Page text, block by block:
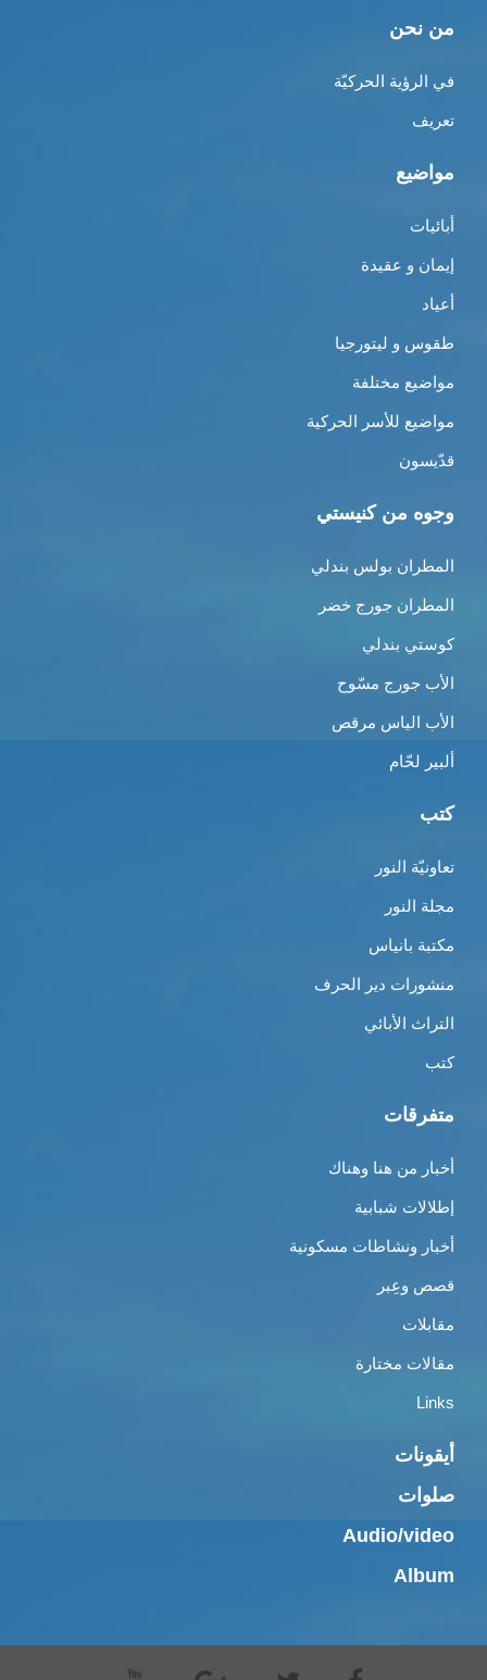
من نحن
في الرؤية الحركيّة
تعريف
مواضيع
أبائيات
إيمان و عقيدة
أعياد
طقوس و ليتورجيا
مواضيع مختلفة
مواضيع للأسر الحركية
قدّيسون
وجوه من كنيستي
المطران بولس بندلي
المطران جورج خضر
كوستي بندلي
الأب جورج مسّوح
الأب الياس مرقص
ألبير لحّام
كتب
تعاونيّة النور
مجلة النور
مكتبة بانياس
منشورات دير الحرف
التراث الأبائي
كتب
متفرقات
أخبار من هنا وهناك
إطلالات شبابية
أخبار ونشاطات مسكونية
قصص وعِبر
مقابلات
مقالات مختارة
Links
أيقونات
صلوات
Audio/video
Album